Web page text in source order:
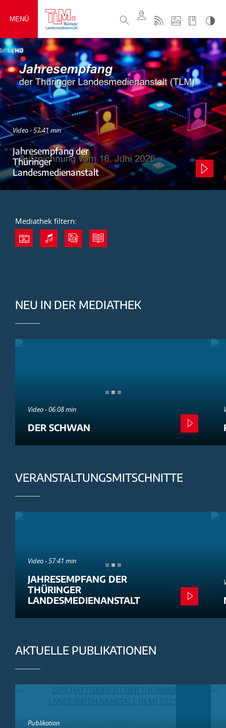
MENÜ
Video - 57:41 min
Jahresempfang der
Thüringer
Landesmedienanstalt
Mediathek filtern:
NEU IN DER MEDIATHEK
Video - 06:08 min
DER SCHWAN
VERANSTALTUNGSMITSCHNITTE
Video - 57:41 min
JAHRESEMPFANG DER
THÜRINGER
LANDESMEDIENANSTALT
AKTUELLE PUBLIKATIONEN
Publikation